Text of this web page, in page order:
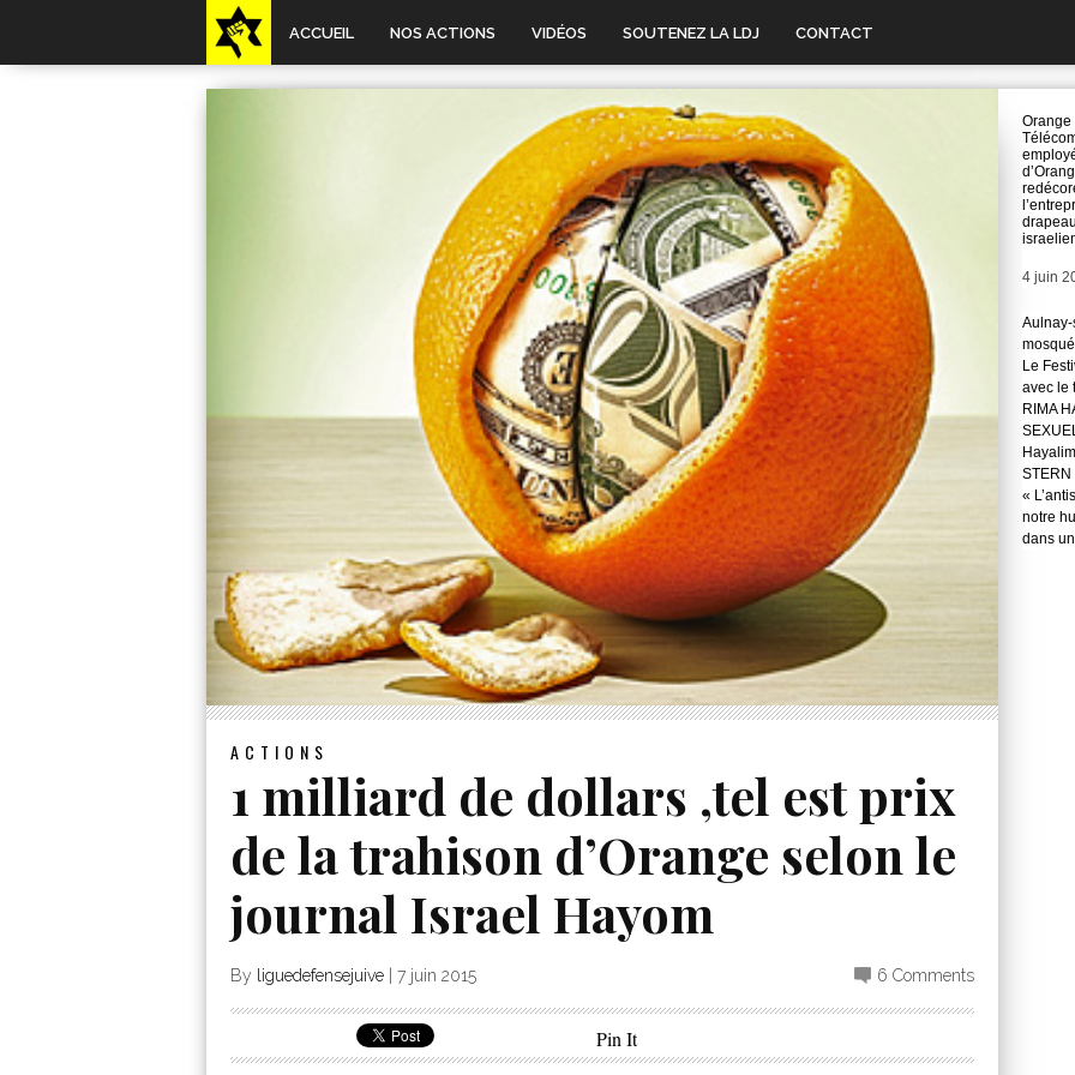
ACCUEIL NOS ACTIONS VIDÉOS SOUTENEZ LA LDJ CONTACT
ACTIONS
1 milliard de dollars ,tel est prix
de la trahison d’Orange selon le
journal Israel Hayom
By liguedefensejuive 7 juin 2015 6 Comments
Pin It
Orange
Date
4 juin
Le
avec le
RIMA
STERN
«
notre
dans